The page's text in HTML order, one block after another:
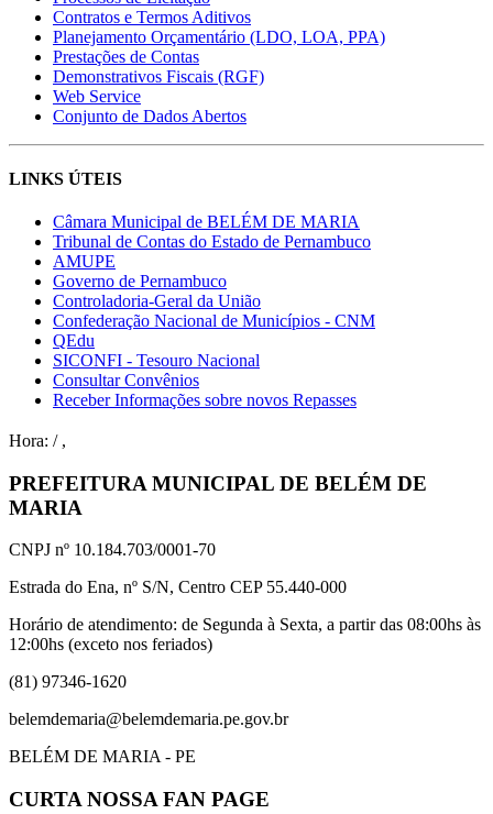
Contratos e Termos Aditivos
Planejamento Orçamentário (LDO, LOA, PPA)
Prestações de Contas
Demonstrativos Fiscais (RGF)
Web Service
Conjunto de Dados Abertos
LINKS ÚTEIS
Câmara Municipal de BELÉM DE MARIA
Tribunal de Contas do Estado de Pernambuco
AMUPE
Governo de Pernambuco
Controladoria-Geral da União
Confederação Nacional de Municípios - CNM
QEdu
SICONFI - Tesouro Nacional
Consultar Convênios
Receber Informações sobre novos Repasses
Hora: / ,
PREFEITURA MUNICIPAL DE BELÉM DE
MARIA
CNPJ nº 10.184.703/0001-70
Estrada do Ena, nº S/N, Centro CEP 55.440-000
Horário de atendimento: de Segunda à Sexta, a partir das 08:00hs às
12:00hs (exceto nos feriados)
(81) 97346-1620
belemdemaria@belemdemaria.pe.gov.br
BELÉM DE MARIA - PE
CURTA NOSSA FAN PAGE